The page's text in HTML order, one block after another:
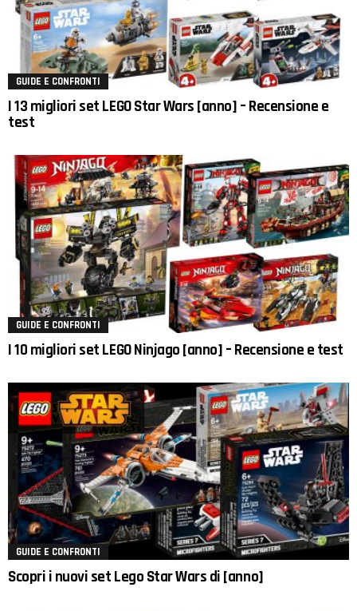
GUIDE E CONFRONTI
I 13 migliori set LEGO Star Wars [anno] – Recensione e
test
GUIDE E CONFRONTI
I 10 migliori set LEGO Ninjago [anno] – Recensione e test
GUIDE E CONFRONTI
Scopri i nuovi set Lego Star Wars di [anno]